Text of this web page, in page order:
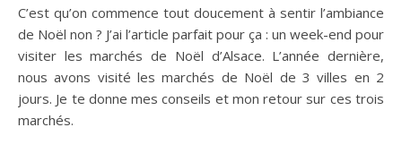
C’est qu’on commence tout doucement à sentir l’ambiance
de Noël non ? J’ai l’article parfait pour ça : un week-end pour
visiter les marchés de Noël d’Alsace. L’année dernière,
nous avons visité les marchés de Noël de 3 villes en 2
jours. Je te donne mes conseils et mon retour sur ces trois
marchés.